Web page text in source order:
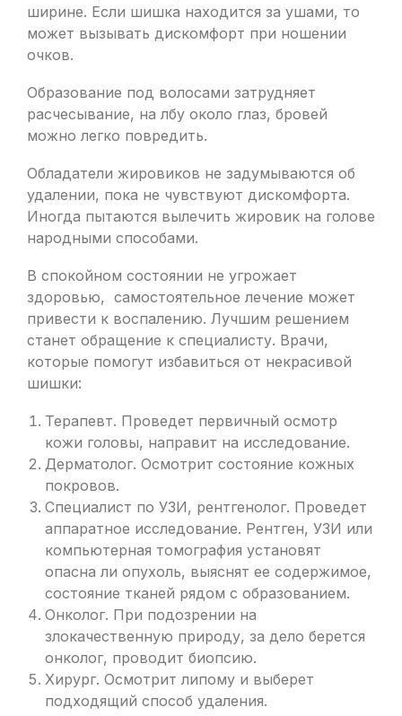
ширине. Если шишка находится за ушами, то
может вызывать дискомфорт при ношении
очков.
Образование под волосами затрудняет
расчесывание, на лбу около глаз, бровей
можно легко повредить.
Обладатели жировиков не задумываются об
удалении, пока не чувствуют дискомфорта.
Иногда пытаются вылечить жировик на голове
народными способами.
В спокойном состоянии не угрожает
здоровью, самостоятельное лечение может
привести к воспалению. Лучшим решением
станет обращение к специалисту. Врачи,
которые помогут избавиться от некрасивой
шишки:
Терапевт. Проведет первичный осмотр
кожи головы, направит на исследование.
Дерматолог. Осмотрит состояние кожных
покровов.
Специалист по УЗИ, рентгенолог. Проведет
аппаратное исследование. Рентген, УЗИ или
компьютерная томография установят
опасна ли опухоль, выяснят ее содержимое,
состояние тканей рядом с образованием.
Онколог. При подозрении на
злокачественную природу, за дело берется
онколог, проводит биопсию.
Хирург. Осмотрит липому и выберет
подходящий способ удаления.